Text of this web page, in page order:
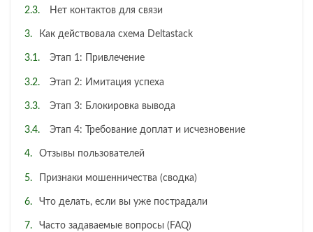
Нет контактов для связи
Как действовала схема Deltastack
Этап 1: Привлечение
Этап 2: Имитация успеха
Этап 3: Блокировка вывода
Этап 4: Требование доплат и исчезновение
Отзывы пользователей
Признаки мошенничества (сводка)
Что делать, если вы уже пострадали
Часто задаваемые вопросы (FAQ)